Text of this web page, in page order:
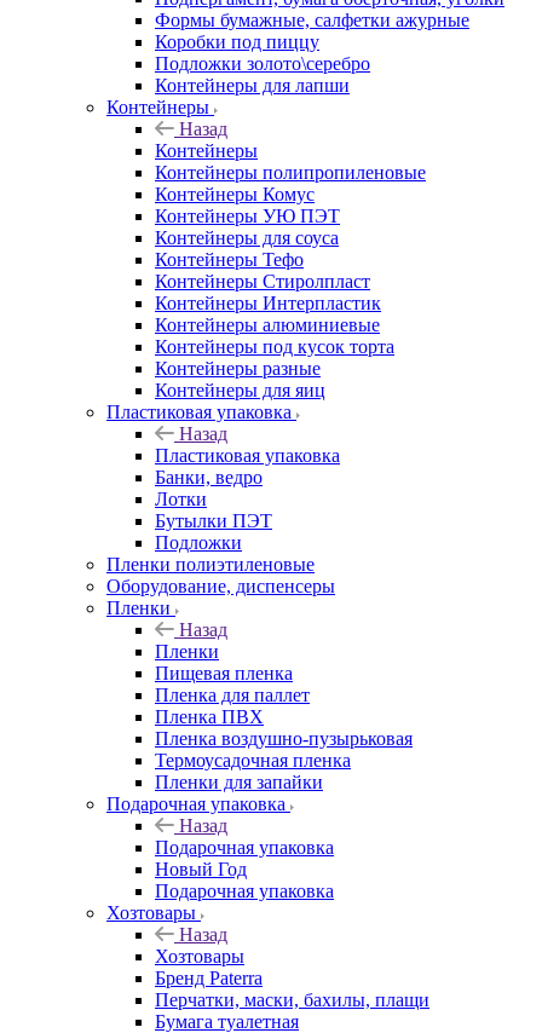
Формы бумажные, салфетки ажурные
Коробки под пиццу
Подложки золото\серебро
Контейнеры для лапши
Контейнеры
Назад
Контейнеры
Контейнеры полипропиленовые
Контейнеры Комус
Контейнеры УЮ ПЭТ
Контейнеры для соуса
Контейнеры Тефо
Контейнеры Стиролпласт
Контейнеры Интерпластик
Контейнеры алюминиевые
Контейнеры под кусок торта
Контейнеры разные
Контейнеры для яиц
Пластиковая упаковка
Назад
Пластиковая упаковка
Банки, ведро
Лотки
Бутылки ПЭТ
Подложки
Пленки полиэтиленовые
Оборудование, диспенсеры
Пленки
Назад
Пленки
Пищевая пленка
Пленка для паллет
Пленка ПВХ
Пленка воздушно-пузырьковая
Термоусадочная пленка
Пленки для запайки
Подарочная упаковка
Назад
Подарочная упаковка
Новый Год
Подарочная упаковка
Хозтовары
Назад
Хозтовары
Бренд Paterra
Перчатки, маски, бахилы, плащи
Бумага туалетная